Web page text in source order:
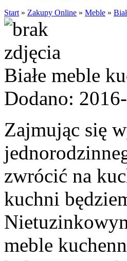
Start » Zakupy Online » Meble »
Białe meble
Dodano:
Zajmując się
zwrócić na
kuchni
meble